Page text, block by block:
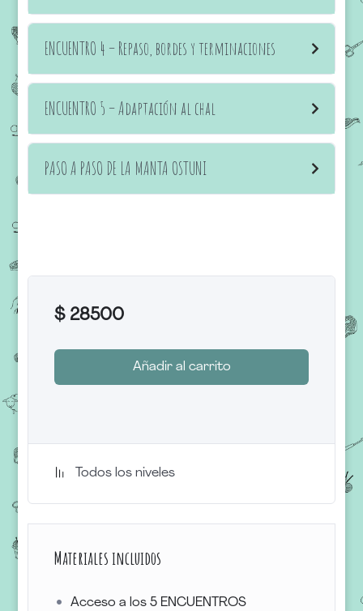
ENCUENTRO 4 – Repaso, bordes y terminaciones
ENCUENTRO 5 – Adaptación al chal
PASO A PASO DE LA MANTA OSTUNI
$28500
Añadir al carrito
Todos los niveles
Materiales incluidos
Acceso a los 5 ENCUENTROS